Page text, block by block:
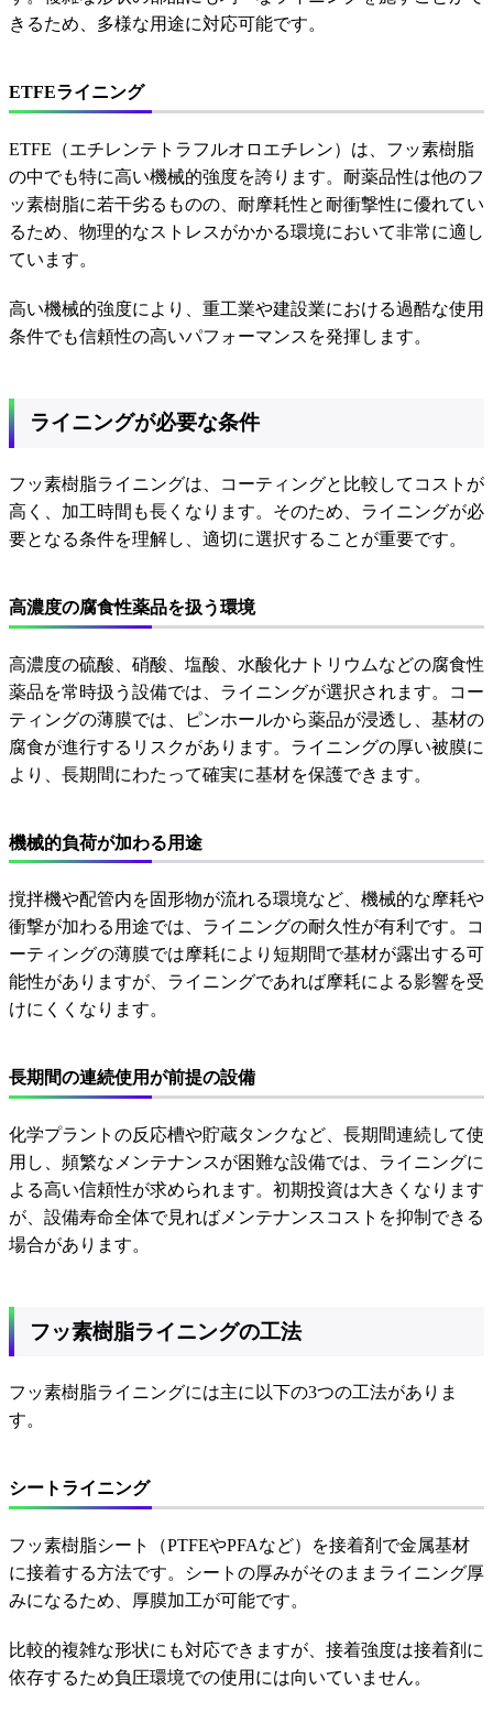
きるため、多様な用途に対応可能です。
ETFEライニング
ETFE（エチレンテトラフルオロエチレン）は、フッ素樹脂
の中でも特に高い機械的強度を誇ります。耐薬品性は他のフ
ッ素樹脂に若干劣るものの、耐摩耗性と耐衝撃性に優れてい
るため、物理的なストレスがかかる環境において非常に適し
ています。
高い機械的強度により、重工業や建設業における過酷な使用
条件でも信頼性の高いパフォーマンスを発揮します。
ライニングが必要な条件
フッ素樹脂ライニングは、コーティングと比較してコストが
高く、加工時間も長くなります。そのため、ライニングが必
要となる条件を理解し、適切に選択することが重要です。
高濃度の腐食性薬品を扱う環境
高濃度の硫酸、硝酸、塩酸、水酸化ナトリウムなどの腐食性
薬品を常時扱う設備では、ライニングが選択されます。コー
ティングの薄膜では、ピンホールから薬品が浸透し、基材の
腐食が進行するリスクがあります。ライニングの厚い被膜に
より、長期間にわたって確実に基材を保護できます。
機械的負荷が加わる用途
撹拌機や配管内を固形物が流れる環境など、機械的な摩耗や
衝撃が加わる用途では、ライニングの耐久性が有利です。コ
ーティングの薄膜では摩耗により短期間で基材が露出する可
能性がありますが、ライニングであれば摩耗による影響を受
けにくくなります。
長期間の連続使用が前提の設備
化学プラントの反応槽や貯蔵タンクなど、長期間連続して使
用し、頻繁なメンテナンスが困難な設備では、ライニングに
よる高い信頼性が求められます。初期投資は大きくなります
が、設備寿命全体で見ればメンテナンスコストを抑制できる
場合があります。
フッ素樹脂ライニングの工法
フッ素樹脂ライニングには主に以下の3つの工法がありま
す。
シートライニング
フッ素樹脂シート（PTFEやPFAなど）を接着剤で金属基材
に接着する方法です。シートの厚みがそのままライニング厚
みになるため、厚膜加工が可能です。
比較的複雑な形状にも対応できますが、接着強度は接着剤に
依存するため負圧環境での使用には向いていません。